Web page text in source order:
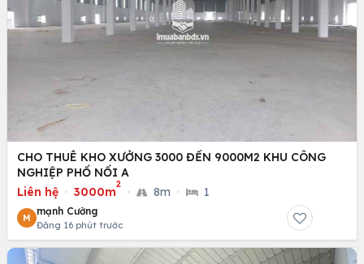
CHO THUÊ KHO XƯỞNG 3000 ĐẾN 9000M2 KHU CÔNG
NGHIỆP PHỐ NỐI A
Liên hệ · 3000m
2
· 8m · 1
M
mạnh Cường
Đăng 16 phút trước